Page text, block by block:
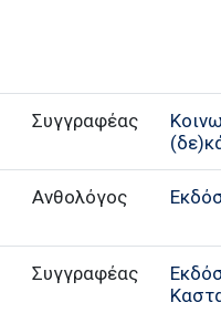
Συγγραφέας
Ανθολόγος
Συγγραφέας